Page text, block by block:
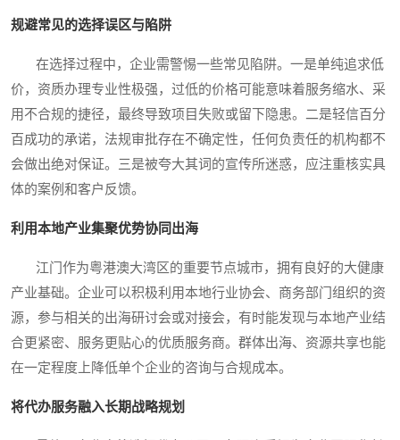
规避常见的选择误区与陷阱
在选择过程中，企业需警惕一些常见陷阱。一是单纯追求低
价，资质办理专业性极强，过低的价格可能意味着服务缩水、采
用不合规的捷径，最终导致项目失败或留下隐患。二是轻信百分
百成功的承诺，法规审批存在不确定性，任何负责任的机构都不
会做出绝对保证。三是被夸大其词的宣传所迷惑，应注重核实具
体的案例和客户反馈。
利用本地产业集聚优势协同出海
江门作为粤港澳大湾区的重要节点城市，拥有良好的大健康
产业基础。企业可以积极利用本地行业协会、商务部门组织的资
源，参与相关的出海研讨会或对接会，有时能发现与本地产业结
合更紧密、服务更贴心的优质服务商。群体出海、资源共享也能
在一定程度上降低单个企业的咨询与合规成本。
将代办服务融入长期战略规划